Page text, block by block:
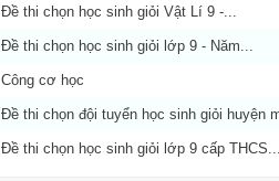
Đề thi chọn học sinh giỏi Vật Lí 9 -...
Đề thi chọn học sinh giỏi lớp 9 - Năm...
Công cơ học
Đề thi chọn đội tuyển học sinh giỏi huyện
Đề thi chọn học sinh giỏi lớp 9 cấp THCS...